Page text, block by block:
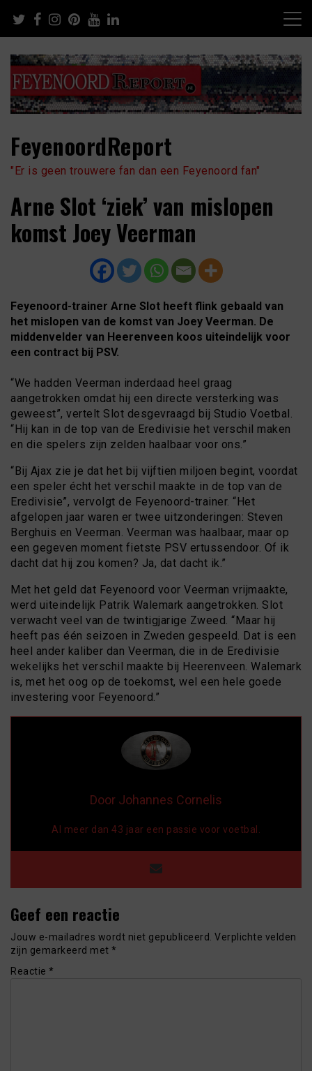
content
FeyenoordReport
"Er is geen trouwere fan dan een Feyenoord fan"
Arne Slot ‘ziek’ van mislopen
komst Joey Veerman
Feyenoord-trainer Arne Slot heeft flink gebaald van
het mislopen van de komst van Joey Veerman. De
middenvelder van Heerenveen koos uiteindelijk voor
een contract bij PSV.
“We hadden Veerman inderdaad heel graag
aangetrokken omdat hij een directe versterking was
geweest”, vertelt Slot desgevraagd bij Studio Voetbal.
“Hij kan in de top van de Eredivisie het verschil maken
en die spelers zijn zelden haalbaar voor ons.”
“Bij Ajax zie je dat het bij vijftien miljoen begint, voordat
een speler écht het verschil maakte in de top van de
Eredivisie”, vervolgt de Feyenoord-trainer. “Het
afgelopen jaar waren er twee uitzonderingen: Steven
Berghuis en Veerman. Veerman was haalbaar, maar op
een gegeven moment fietste PSV ertussendoor. Of ik
dacht dat hij zou komen? Ja, dat dacht ik.”
Met het geld dat Feyenoord voor Veerman vrijmaakte,
werd uiteindelijk Patrik Walemark aangetrokken. Slot
verwacht veel van de twintigjarige Zweed. “Maar hij
heeft pas één seizoen in Zweden gespeeld. Dat is een
heel ander kaliber dan Veerman, die in de Eredivisie
wekelijks het verschil maakte bij Heerenveen. Walemark
is, met het oog op de toekomst, wel een hele goede
investering voor Feyenoord.”
Door Johannes Cornelis
Al meer dan 43 jaar een passie voor voetbal.
Geef een reactie
Jouw e-mailadres wordt niet gepubliceerd. Verplichte velden
zijn gemarkeerd met *
Reactie *